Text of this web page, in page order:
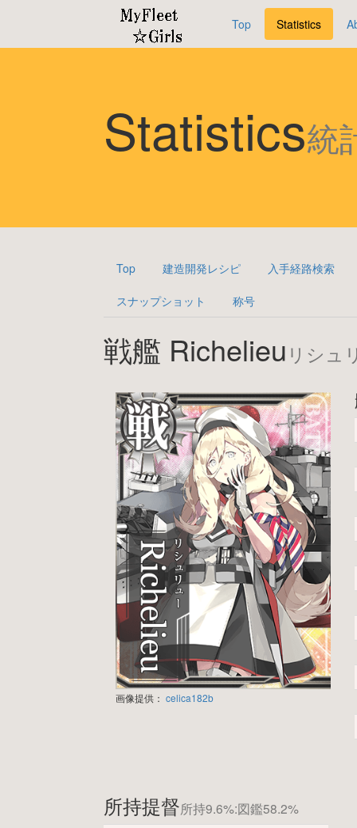
Top Statistics
Statistics統
Top 建造開発レシピ 入手経路検索
スナップショット 称号
戦艦 Richelieu リシュ
画像提供： celica182b
所持提督所持9.6%:図鑑58.2%